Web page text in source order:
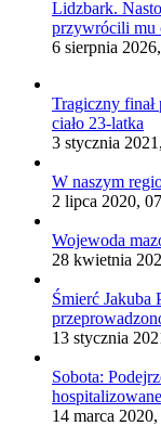
Lidzbark.
przywrócili mu
6 sierpnia
Tragiczny finał
ciało 23-latka
3 stycznia
W naszym
2 lipca 2020,
Wojewoda
28 kwietnia
Śmierć Jakuba
13 stycznia
Sobota:
14 marca